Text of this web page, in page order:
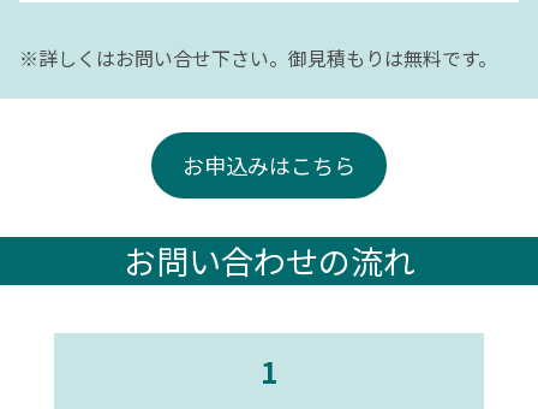
※詳しくはお問い合せ下さい。御見積もりは無料です。
お申込みはこちら
お問い合わせの流れ
1